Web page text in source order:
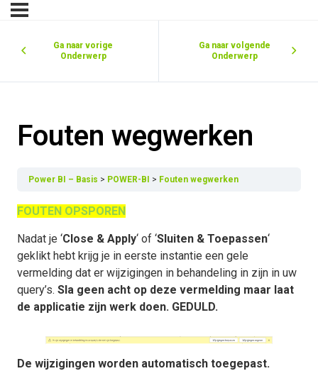
Ga naar vorige
Onderwerp
Ga naar volgende
Onderwerp
Fouten wegwerken
Power BI – Basis POWER-BI Fouten wegwerken
FOUTEN OPSPOREN
Nadat je ‘Close & Apply‘ of ‘Sluiten & Toepassen‘
geklikt hebt krijg je in eerste instantie een gele
vermelding dat er wijzigingen in behandeling in zijn in uw
query’s. Sla geen acht op deze vermelding maar laat
de applicatie zijn werk doen. GEDULD.
De wijzigingen worden automatisch toegepast.